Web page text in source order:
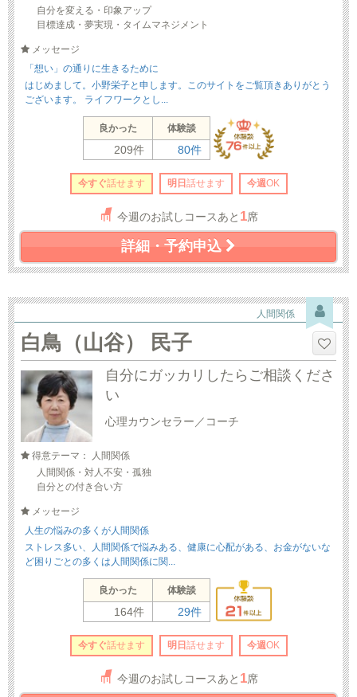
自分を変える・印象アップ
目標達成・夢実現・タイムマネジメント
メッセージ
「想い」の通りに生きるために
はじめまして。小野栄子と申します。このサイトをご覧頂きありがとう
ございます。 ライフワークとし...
良かった 体験談
209件 80件
今すぐ話せます 明日 話せます 今週OK
今週のお試しコースあと 1席
詳細・予約申込
人間関係
白鳥（山谷） 民子
自分にガッカリしたらご相談くださ
い
心理カウンセラー／コーチ
得意テーマ： 人間関係
人間関係・対人不安・孤独
自分との付き合い方
メッセージ
人生の悩みの多くが人間関係
ストレス多い、人間関係で悩みある、健康に心配がある、お金がないな
ど困りごとの多くは人間関係に関...
良かった 体験談
164件 29件
今すぐ話せます 明日 話せます 今週OK
今週のお試しコースあと 1席